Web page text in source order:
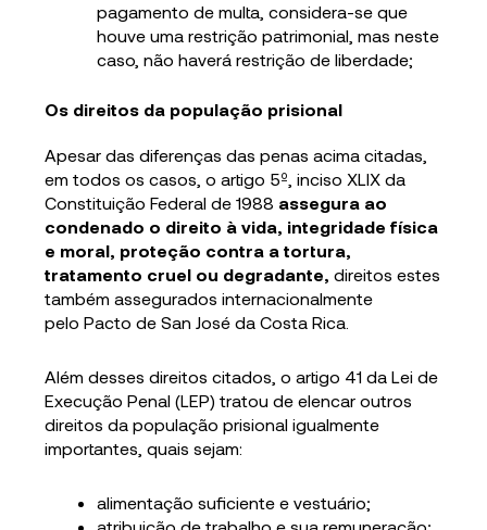
pagamento de multa, considera-se que
houve uma restrição patrimonial, mas neste
caso, não haverá restrição de liberdade;
Os direitos da população prisional
Apesar das diferenças das penas acima citadas,
em todos os casos, o artigo 5º, inciso XLIX da
Constituição Federal de 1988 assegura ao
condenado o direito à vida, integridade física
e moral, proteção contra a tortura,
tratamento cruel ou degradante, direitos estes
também assegurados internacionalmente
pelo Pacto de San José da Costa Rica.
Além desses direitos citados, o artigo 41 da Lei de
Execução Penal (LEP) tratou de elencar outros
direitos da população prisional igualmente
importantes, quais sejam:
alimentação suficiente e vestuário;